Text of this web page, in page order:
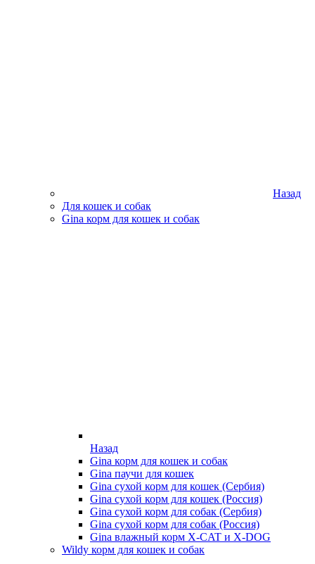
Назад
Для кошек и собак
Gina корм для кошек и собак
Назад
Gina корм для кошек и собак
Gina паучи для кошек
Gina сухой корм для кошек (Сербия)
Gina сухой корм для кошек (Россия)
Gina сухой корм для собак (Сербия)
Gina сухой корм для собак (Россия)
Gina влажный корм X-CAT и X-DOG
Wildy корм для кошек и собак